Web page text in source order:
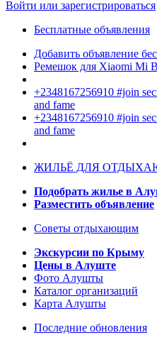
Войти или зарегистрироваться
Бесплатные объявления
Добавить объявление
Ремешок для Xiaomi Mi
+2348167256910 #join
and fame
+2348167256910 #join
and fame
ЖИЛЬЁ ДЛЯ
Подобрать жилье в
Разместить объявление
Советы отдыхающим
Экскурсии по Крыму
Цены в Алуште
Фото Алушты
Каталог организаций
Карта Алушты
Последние обновления